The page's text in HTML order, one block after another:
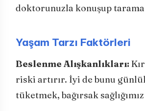
doktorunuzla konuşup tarama
Yaşam Tarzı Faktörleri
Beslenme Alışkanlıkları:
riski artırır. İyi de bunu
tüketmek, bağırsak